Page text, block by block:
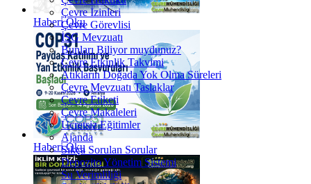
Haberi Oku
Haberi Oku
Çevre İzinleri
Çevre Görevlisi
İSG Mevzuatı
Bunları Biliyor muydunuz?
Çevre Etkinlik Takvimi
Atıkların Doğada Yok Olma Süreleri
Çevre Mevzuatı Taslaklar
Çevre Etiketi
Çevre Makaleleri
Ücretsiz Eğitimler
Ajanda
Sıkça Sorulan Sorular
Depozito Yönetim Sistemi
Su Verimliliği